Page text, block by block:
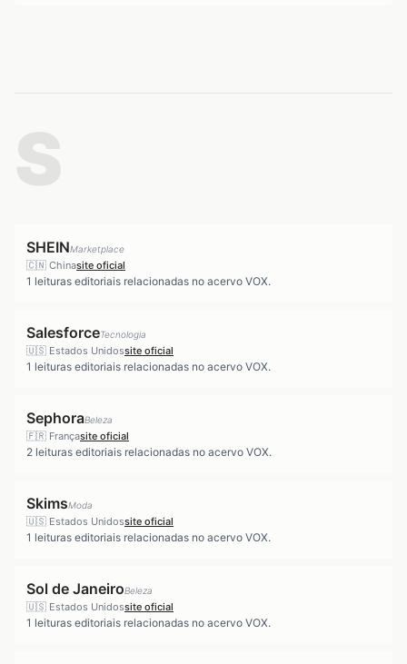
SHEINMarketplace
🇨🇳 Chinasite oficial
1 leituras editoriais relacionadas no acervo VOX.
SalesforceTecnologia
🇺🇸 Estados Unidossite oficial
1 leituras editoriais relacionadas no acervo VOX.
SephoraBeleza
🇫🇷 Françasite oficial
2 leituras editoriais relacionadas no acervo VOX.
SkimsModa
🇺🇸 Estados Unidossite oficial
1 leituras editoriais relacionadas no acervo VOX.
Sol de JaneiroBeleza
🇺🇸 Estados Unidossite oficial
1 leituras editoriais relacionadas no acervo VOX.